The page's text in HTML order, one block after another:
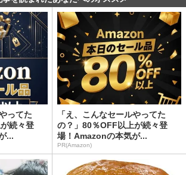
ってた
続々登
...
「え、こんなセールやってた
の？」80％OFF以上が続々登
場！Amazonの本気が...
PR(Amazon)